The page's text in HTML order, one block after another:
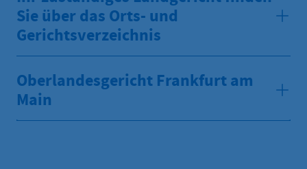
Sie über das Orts- und
Gerichtsverzeichnis
Oberlandesgericht Frankfurt am
Main